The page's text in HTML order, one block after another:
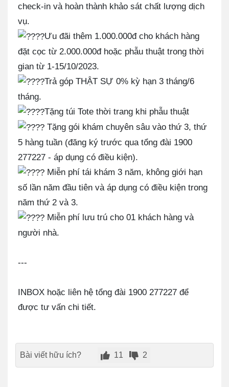
check-in và hoàn thành khảo sát chất lượng dịch
vụ.
Ưu đãi thêm 1.000.000đ cho khách hàng
đặt cọc từ 2.000.000đ hoặc phẫu thuật trong thời
gian từ 1-15/10/2023.
Trả góp THẬT SỰ 0% kỳ hạn 3 tháng/6
tháng.
Tặng túi Tote thời trang khi phẫu thuật
Tặng gói khám chuyên sâu vào thứ 3, thứ
5 hàng tuần (đăng ký trước qua tổng đài 1900
277227 - áp dụng có điều kiện).
Miễn phí tái khám 3 năm, không giới hạn
số lần năm đầu tiên và áp dụng có điều kiện trong
năm thứ 2 và 3.
Miễn phí lưu trú cho 01 khách hàng và
người nhà.
---
INBOX hoặc liên hệ tổng đài 1900 277227 để
được tư vấn chi tiết.
Bài viết hữu ích? 11 2